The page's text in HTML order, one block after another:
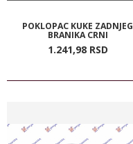
POKLOPAC KUKE ZADNJEG
BRANIKA CRNI
1.241,98 RSD